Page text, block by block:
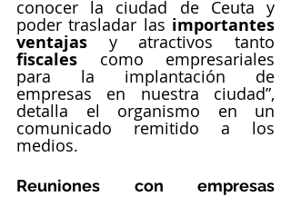
conocer la ciudad de Ceuta y
poder trasladar las importantes
ventajas
fiscales como empresariales
para la implantación de
empresas en nuestra ciudad”,
detalla el organismo en un
comunicado remitido a los
medios.
Reuniones con empresas